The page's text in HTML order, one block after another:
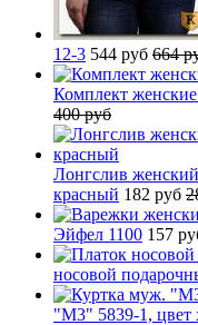
12-3 544 руб 664
Комплект
400 руб
Лонгслив
красный 182 руб
Эйфел 1100 157
носовой
"М3" 5839-1, цвет